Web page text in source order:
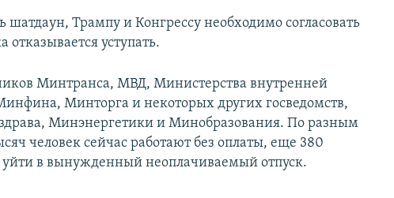
шатдаун, Трампу и Конгрессу необходимо согласовать
уступать.
Минтранса, МВД, Министерства внутренней
Минторга и некоторых других госведомств,
Минэнергетики и Минобразования. По разным
человек сейчас работают без оплаты, еще 380
в вынужденный неоплачиваемый отпуск.